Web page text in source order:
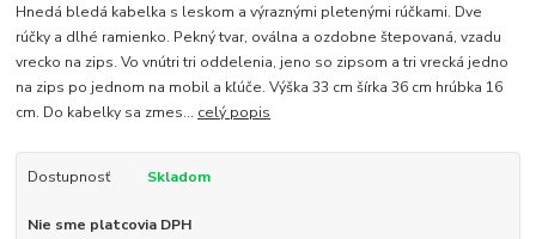
Hnedá bledá kabelka s leskom a výraznými pletenými rúčkami. Dve
rúčky a dlhé ramienko. Pekný tvar, oválna a ozdobne štepovaná, vzadu
vrecko na zips. Vo vnútri tri oddelenia, jeno so zipsom a tri vrecká jedno
na zips po jednom na mobil a kľúče. Výška 33 cm šírka 36 cm hrúbka 16
cm. Do kabelky sa zmes... celý popis
Dostupnosť Skladom
Nie sme platcovia DPH